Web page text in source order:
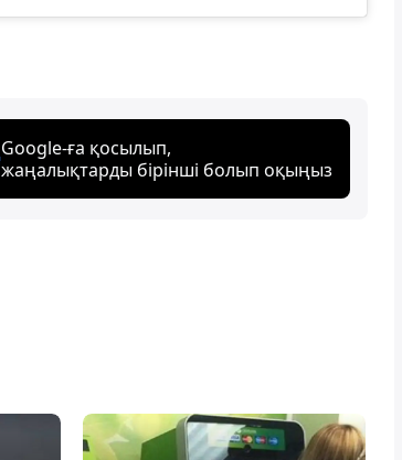
Google-ға қосылып,
жаңалықтарды бірінші болып оқыңыз